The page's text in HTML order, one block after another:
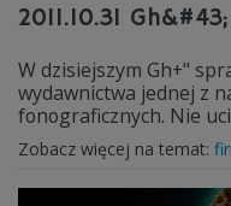
2011.10.31
W dzisiejszym Gh+"
wydawnictwa jednej z
fonograficznych. Nie
Zobacz więcej na temat: